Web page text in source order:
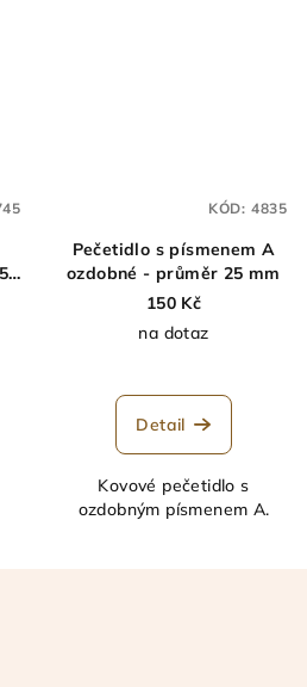
Pečetidlo s písmenem A
ozdobné - průměr 25 mm
150 Kč
na dotaz
Detail
Kovové pečetidlo s
ozdobným písmenem A.
KÓD: 4835